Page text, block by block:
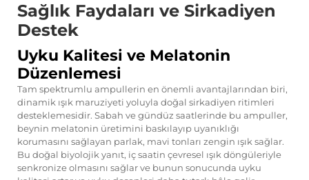
Sağlık Faydaları ve Sirkadiyen
Destek
Uyku Kalitesi ve Melatonin
Düzenlemesi
Tam spektrumlu ampullerin en önemli avantajlarından biri,
dinamik ışık maruziyeti yoluyla doğal sirkadiyen ritimleri
desteklemesidir. Sabah ve gündüz saatlerinde bu ampuller,
beynin melatonin üretimini baskılayıp uyanıklığı
korumasını sağlayan parlak, mavi tonları zengin ışık sağlar.
Bu doğal biyolojik yanıt, iç saatin çevresel ışık döngüleriyle
senkronize olmasını sağlar ve bunun sonucunda uyku